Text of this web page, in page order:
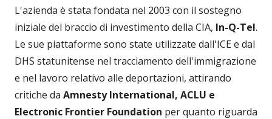
L'azienda è stata fondata nel 2003 con il sostegno
iniziale del braccio di investimento della CIA, In-Q-Tel.
Le sue piattaforme sono state utilizzate dall'ICE e dal
DHS statunitense nel tracciamento dell'immigrazione
e nel lavoro relativo alle deportazioni, attirando
critiche da Amnesty International, ACLU e
Electronic Frontier Foundation per quanto riguarda